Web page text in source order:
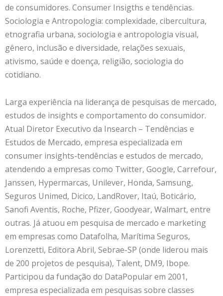
de consumidores. Consumer Insigths e tendências.
Sociologia e Antropologia: complexidade, cibercultura,
etnografia urbana, sociologia e antropologia visual,
gênero, inclusão e diversidade, relações sexuais,
ativismo, saúde e doença, religião, sociologia do
cotidiano.
Larga experiência na liderança de pesquisas de mercado,
estudos de insights e comportamento do consumidor.
Atual Diretor Executivo da Insearch – Tendências e
Estudos de Mercado, empresa especializada em
consumer insights-tendências e estudos de mercado,
atendendo a empresas como Twitter, Google, Carrefour,
Janssen, Hypermarcas, Unilever, Honda, Samsung,
Seguros Unimed, Dicico, LandRover, Itaú, Boticário,
Sanofi Aventis, Roche, Pfizer, Goodyear, Walmart, entre
outras. Já atuou em pesquisa de mercado e marketing
em empresas como Datafolha, Marítima Seguros,
Lorenzetti, Editora Abril, Sebrae-SP (onde liderou mais
de 200 projetos de pesquisa), Talent, DM9, Ibope.
Participou da fundação do DataPopular em 2001,
empresa especializada em pesquisas sobre classes